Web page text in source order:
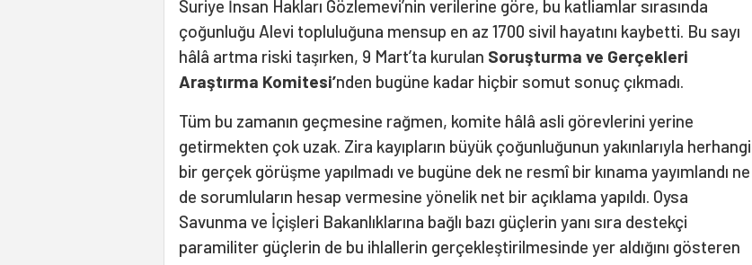
Suriye İnsan Hakları Gözlemevi’nin verilerine göre, bu katliamlar sırasında
çoğunluğu Alevi topluluğuna mensup en az 1700 sivil hayatını kaybetti. Bu sayı
hâlâ artma riski taşırken, 9 Mart’ta kurulan Soruşturma ve Gerçekleri
Araştırma Komitesi’nden bugüne kadar hiçbir somut sonuç çıkmadı.
Tüm bu zamanın geçmesine rağmen, komite hâlâ asli görevlerini yerine
getirmekten çok uzak. Zira kayıpların büyük çoğunluğunun yakınlarıyla herhangi
bir gerçek görüşme yapılmadı ve bugüne dek ne resmî bir kınama yayımlandı ne
de sorumluların hesap vermesine yönelik net bir açıklama yapıldı. Oysa
Savunma ve İçişleri Bakanlıklarına bağlı bazı güçlerin yanı sıra destekçi
paramiliter güçlerin de bu ihlallerin gerçekleştirilmesinde yer aldığını gösteren